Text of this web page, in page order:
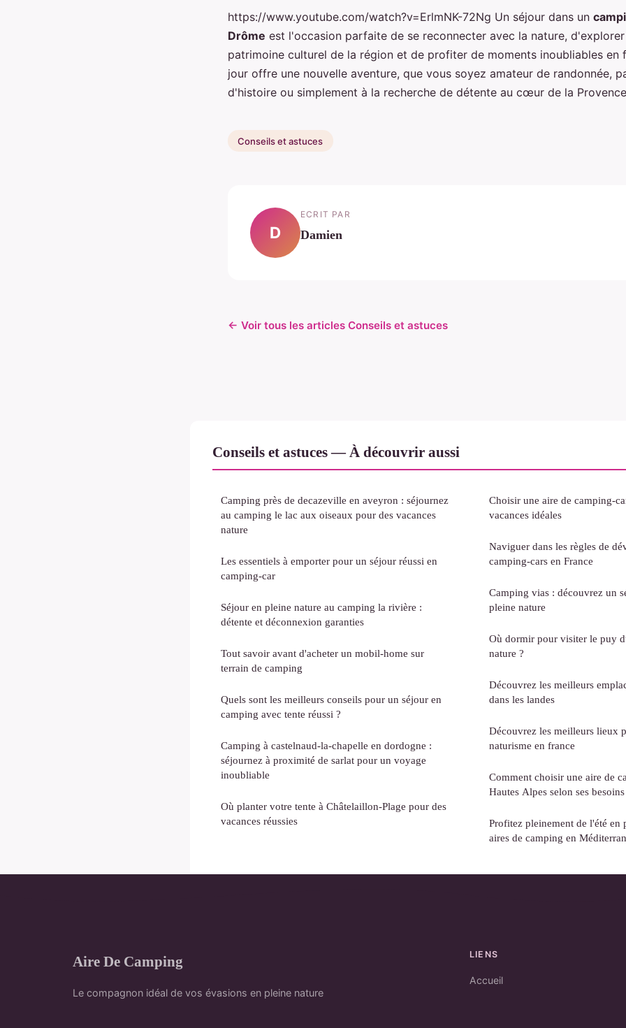
https://www.youtube.com/watch?v=ErlmNK-72Ng Un séjour dans un
Drôme est l'occasion parfaite de se reconnecter avec la nature,
patrimoine culturel de la région et de profiter de moments inoubliables en
jour offre une nouvelle aventure, que vous soyez amateur de randonnée,
d'histoire ou simplement à la recherche de détente au cœur de la
Conseils et astuces
D
ECRIT PAR
Damien
← Voir tous les articles Conseils et astuces
Conseils et astuces — À découvrir aussi
Camping près de decazeville en aveyron : séjournez
au camping le lac aux oiseaux pour des vacances
nature
Les essentiels à emporter pour un séjour réussi en
camping-car
Séjour en pleine nature au camping la rivière :
détente et déconnexion garanties
Tout savoir avant d'acheter un mobil-home sur
terrain de camping
Quels sont les meilleurs conseils pour un séjour en
camping avec tente réussi ?
Camping à castelnaud-la-chapelle en dordogne :
séjournez à proximité de sarlat pour un voyage
inoubliable
Où planter votre tente à Châtelaillon-Plage pour des
vacances réussies
Choisir une aire de camping-
vacances idéales
Naviguer dans les règles de
camping-cars en France
Camping vias : découvrez un
pleine nature
Où dormir pour visiter le puy
nature ?
Découvrez les meilleurs
dans les landes
Découvrez les meilleurs lieux
naturisme en france
Comment choisir une aire de
Hautes Alpes selon ses
Profitez pleinement de l'été en
aires de camping en
Aire De Camping
Le compagnon idéal de vos évasions en pleine nature
LIENS
Accueil